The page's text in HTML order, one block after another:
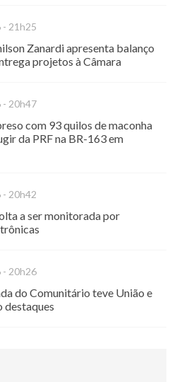
21h25
Zanardi apresenta balanço
projetos à Câmara
20h47
com 93 quilos de maconha
da PRF na BR-163 em
20h42
a ser monitorada por
20h26
do Comunitário teve União e
destaques